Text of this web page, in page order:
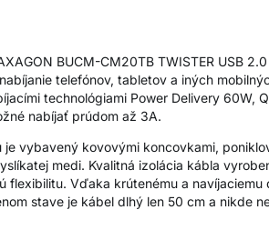
BUCM-CM20TB TWISTER USB
telefónov, tabletov a iných
technológiami Power Delivery 60W,
nabíjať prúdom až 3A.
vybavený kovovými koncovkami,
medi. Kvalitná izolácia kábla
flexibilitu. Vďaka krútenému a navíjaciemu
stave je kábel dlhý len 50 cm a nikde